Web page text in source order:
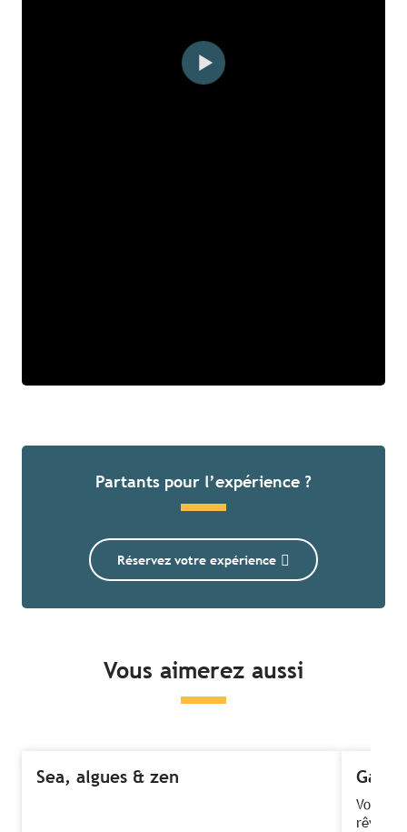
Partants pour l’expérience ?
Réservez votre expérience
Vous aimerez aussi
Sea, algues & zen Gang
Voir
rêve un